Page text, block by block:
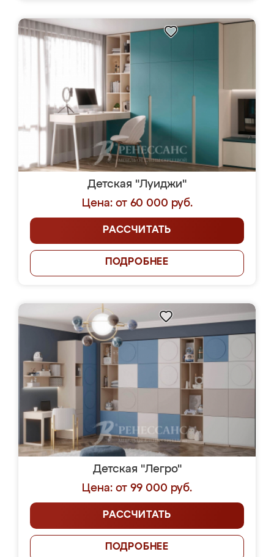
Детская "Луиджи"
Цена: от 60 000 руб.
РАССЧИТАТЬ
ПОДРОБНЕЕ
Детская "Легро"
Цена: от 99 000 руб.
РАССЧИТАТЬ
ПОДРОБНЕЕ